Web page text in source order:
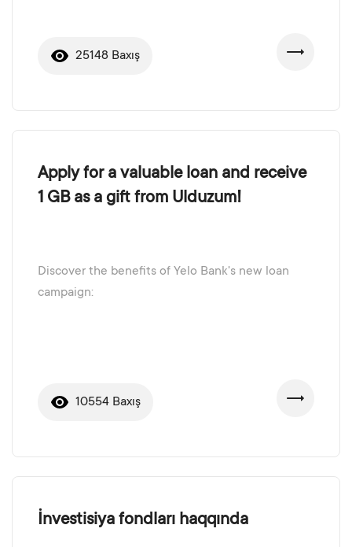
25148 Baxış
Apply for a valuable loan and receive
1 GB as a gift from Ulduzum!
Discover the benefits of Yelo Bank's new loan
campaign:
10554 Baxış
İnvestisiya fondları haqqında